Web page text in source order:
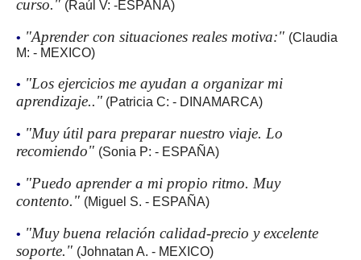
curso." (Raúl V: -ESPAÑA)
• "Aprender con situaciones reales motiva:" (Claudia
M: - MEXICO)
• "Los ejercicios me ayudan a organizar mi
aprendizaje.." (Patricia C: - DINAMARCA)
• "Muy útil para preparar nuestro viaje. Lo
recomiendo" (Sonia P: - ESPAÑA)
• "Puedo aprender a mi propio ritmo. Muy
contento." (Miguel S. - ESPAÑA)
• "Muy buena relación calidad-precio y excelente
soporte." (Johnatan A. - MEXICO)